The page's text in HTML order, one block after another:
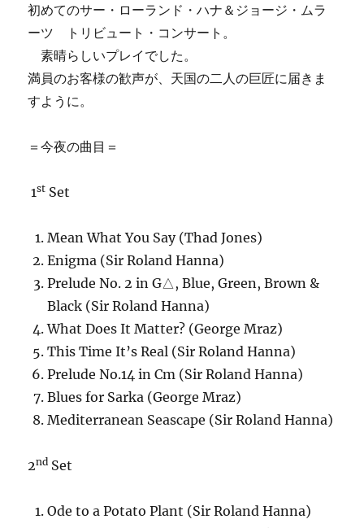
初めてのサー・ローランド・ハナ＆ジョージ・ムラ
ーツ トリビュート・コンサート。
素晴らしいプレイでした。
満員のお客様の歓声が、天国の二人の巨匠に届きま
すように。
＝今夜の曲目＝
1st Set
Mean What You Say (Thad Jones)
Enigma (Sir Roland Hanna)
Prelude No. 2 in G△, Blue, Green, Brown &
Black (Sir Roland Hanna)
What Does It Matter? (George Mraz)
This Time It’s Real (Sir Roland Hanna)
Prelude No.14 in Cm (Sir Roland Hanna)
Blues for Sarka (George Mraz)
Mediterranean Seascape (Sir Roland Hanna)
2nd Set
Ode to a Potato Plant (Sir Roland Hanna)